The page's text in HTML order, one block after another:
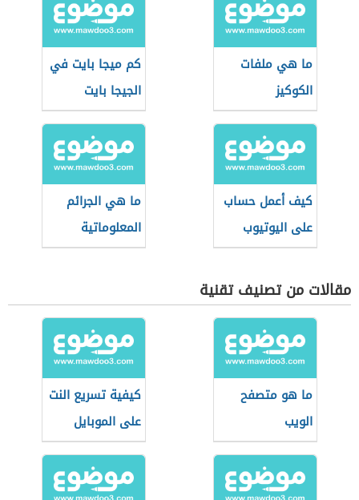
ما هي ملفات
الكوكيز
كم ميجا بايت في
الجيجا بايت
كيف أعمل حساب
على اليوتيوب
ما هي الجرائم
المعلوماتية
مقالات من تصنيف تقنية
ما هو متصفح
الويب
كيفية تسريع النت
على الموبايل